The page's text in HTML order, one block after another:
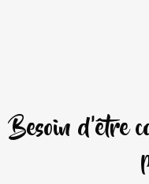
Besoin d'être